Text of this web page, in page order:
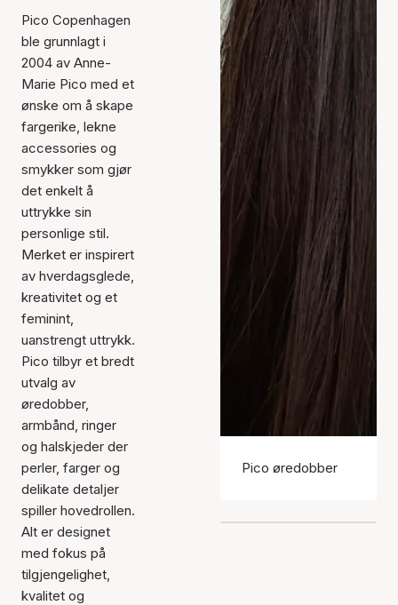
Pico Copenhagen
ble grunnlagt i
2004 av Anne-
Marie Pico med et
ønske om å skape
fargerike, lekne
accessories og
smykker som gjør
det enkelt å
uttrykke sin
personlige stil.
Merket er inspirert
av hverdagsglede,
kreativitet og et
feminint,
uanstrengt uttrykk.
Pico tilbyr et bredt
utvalg av
øredobber,
armbånd, ringer
og halskjeder der
perler, farger og
delikate detaljer
spiller hovedrollen.
Alt er designet
med fokus på
tilgjengelighet,
kvalitet og
Pico øredobber